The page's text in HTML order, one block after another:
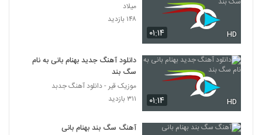
۰۱:۱۴ HD
میلاد
۱۴۸ بازدید
۰۱:۱۴ HD
دانلود آهنگ جدید بهنام بانی به نام
سگ بند
موزیک قیر - دانلود آهنگ جدبد
۳۱۱ بازدید
آهنگ سگ بند بهنام بانی